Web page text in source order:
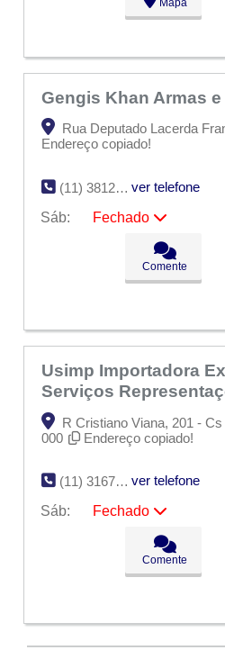
Mapa
Gengis Khan Armas
Rua Deputado Lacerda
Endereço copiado!
(11) 3812-7537
ver telefone
Sáb:
Fechado
09:00 - 18:00
09:00 - 18:00
09:00 - 18:00
Comente
Usimp Importadora
Serviços
R Cristiano Viana, 201 -
000
Endereço copiado!
(11) 3167-7685
ver telefone
Sáb:
Fechado
09:00 - 18:00
09:00 - 18:00
09:00 - 18:00
Comente